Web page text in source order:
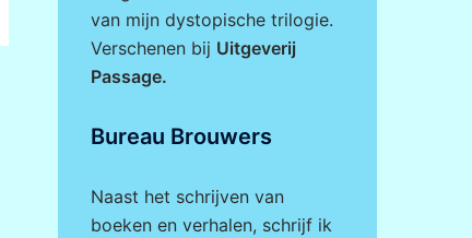
van mijn dystopische trilogie.
Verschenen bij Uitgeverij
Passage.
Bureau Brouwers
Naast het schrijven van
boeken en verhalen, schrijf ik